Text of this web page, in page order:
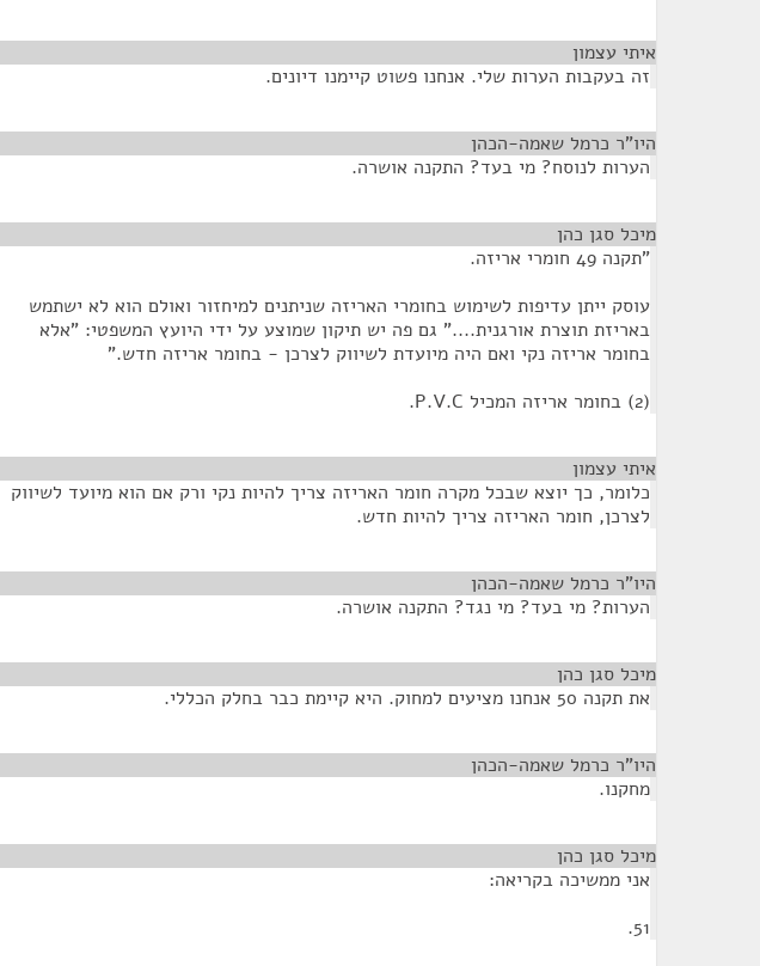
איתי עצמון
זה בעקבות הערות שלי. אנחנו פשוט קיימנו דיונים.
היו"ר כרמל שאמה-הכהן
הערות לנוסח? מי בעד? התקנה אושרה.
מיכל סגן כהן
"תקנה 49 חומרי אריזה.
עוסק ייתן עדיפות לשימוש בחומרי האריזה שניתנים למיחזור ואולם הוא לא ישתמש
באריזת תוצרת אורגנית...." גם פה יש תיקון שמוצע על ידי היועץ המשפטי: "אלא
בחומר אריזה נקי ואם היה מיועדת לשיווק לצרכן - בחומר אריזה חדש."
(2) בחומר אריזה המכיל P.V.C.
איתי עצמון
כלומר, כך יוצא שבכל מקרה חומר האריזה צריך להיות נקי ורק אם הוא מיועד לשיווק
לצרכן, חומר האריזה צריך להיות חדש.
היו"ר כרמל שאמה-הכהן
הערות? מי בעד? מי נגד? התקנה אושרה.
מיכל סגן כהן
את תקנה 50 אנחנו מציעים למחוק. היא קיימת כבר בחלק הכללי.
היו"ר כרמל שאמה-הכהן
מחקנו.
מיכל סגן כהן
אני ממשיכה בקריאה:
51.